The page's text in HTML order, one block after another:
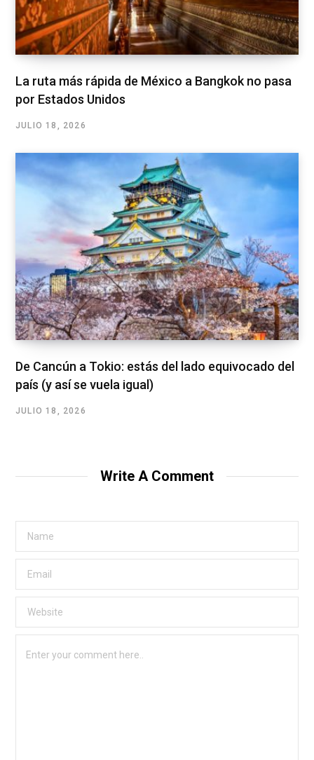
La ruta más rápida de México a Bangkok no pasa
por Estados Unidos
JULIO 18, 2026
De Cancún a Tokio: estás del lado equivocado del
país (y así se vuela igual)
JULIO 18, 2026
Write A Comment